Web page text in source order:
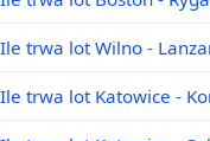
Ile trwa lot Wilno -
Ile trwa lot Katowice -